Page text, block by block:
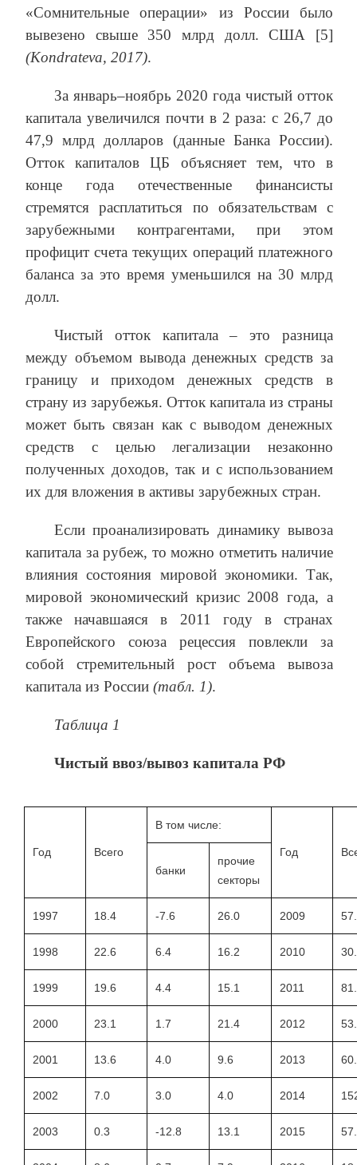
«Сомнительные операции» из России было
вывезено свыше 350 млрд долл. США [5]
(Kondrateva, 2017).
За январь–ноябрь 2020 года чистый отток
капитала увеличился почти в 2 раза: с 26,7 до
47,9 млрд долларов (данные Банка России).
Отток капиталов ЦБ объясняет тем, что в
конце года отечественные финансисты
стремятся расплатиться по обязательствам с
зарубежными контрагентами, при этом
профицит счета текущих операций платежного
баланса за это время уменьшился на 30 млрд
долл.
Чистый отток капитала – это разница
между объемом вывода денежных средств за
границу и приходом денежных средств в
страну из зарубежья. Отток капитала из страны
может быть связан как с выводом денежных
средств с целью легализации незаконно
полученных доходов, так и с использованием
их для вложения в активы зарубежных стран.
Если проанализировать динамику вывоза
капитала за рубеж, то можно отметить наличие
влияния состояния мировой экономики. Так,
мировой экономический кризис 2008 года, а
также начавшаяся в 2011 году в странах
Европейского союза рецессия повлекли за
собой стремительный рост объема вывоза
капитала из России (табл. 1).
Таблица 1
Чистый ввоз/вывоз капитала РФ
Год Всего
В том числе:
Год
банки
прочие
секторы
1997 18.4 -7.6 26.0 2009
1998 22.6 6.4 16.2 2010
1999 19.6 4.4 15.1 2011
2000 23.1 1.7 21.4 2012
2001 13.6 4.0 9.6 2013
2002 7.0 3.0 4.0 2014
2003 0.3 -12.8 13.1 2015